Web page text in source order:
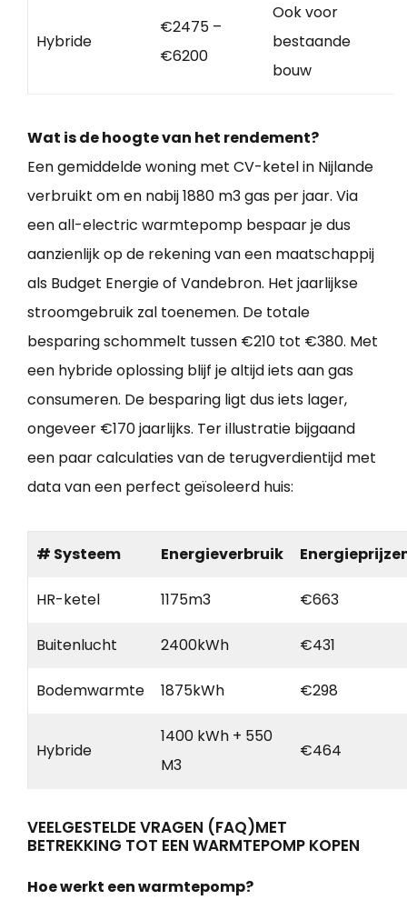
Hybride
€2475 –
€6200
Ook voor
bestaande
bouw
Wat is de hoogte van het rendement?
Een gemiddelde woning met CV-ketel in Nijlande
verbruikt om en nabij 1880 m3 gas per jaar. Via
een all-electric warmtepomp bespaar je dus
aanzienlijk op de rekening van een maatschappij
als Budget Energie of Vandebron. Het jaarlijkse
stroomgebruik zal toenemen. De totale
besparing schommelt tussen €210 tot €380. Met
een hybride oplossing blijf je altijd iets aan gas
consumeren. De besparing ligt dus iets lager,
ongeveer €170 jaarlijks. Ter illustratie bijgaand
een paar calculaties van de terugverdientijd met
data van een perfect geïsoleerd huis:
# Systeem Energieverbruik
HR-ketel 1175m3 €663
Buitenlucht 2400kWh €431
Bodemwarmte 1875kWh €298
Hybride
1400 kWh + 550
M3
€464
VEELGESTELDE VRAGEN (FAQ)MET
BETREKKING TOT EEN WARMTEPOMP KOPEN
Hoe werkt een warmtepomp?